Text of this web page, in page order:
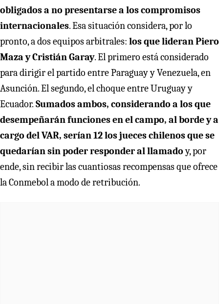
obligados a no presentarse a los compromisos
internacionales. Esa situación considera, por lo
pronto, a dos equipos arbitrales: los que lideran Piero
Maza y Cristián Garay. El primero está considerado
para dirigir el partido entre Paraguay y Venezuela, en
Asunción. El segundo, el choque entre Uruguay y
Ecuador. Sumados ambos, considerando a los que
desempeñarán funciones en el campo, al borde y a
cargo del VAR, serían 12 los jueces chilenos que se
quedarían sin poder responder al llamadoy, por
ende, sin recibir las cuantiosas recompensas que ofrece
la Conmebol a modo de retribución.